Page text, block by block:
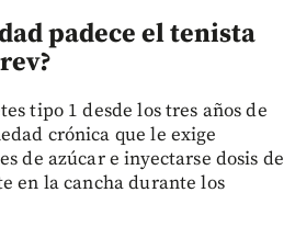
padece el tenista
tipo 1 desde los tres años de
crónica que le exige
de azúcar e inyectarse dosis de
en la cancha durante los